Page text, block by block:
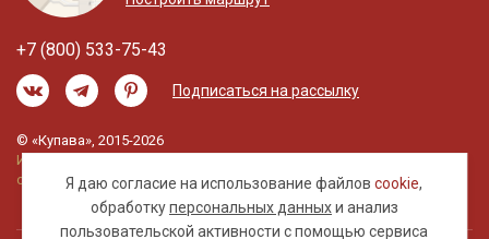
Я даю согласие на использование файловcookie,
обработкуперсональных данныхи анализ
пользовательской активности с помощью сервиса
+7 (800) 533-75-43
Подписаться на рассылку
© «Купава», 2015-2026
Информация на сайте не является публичной
офертой.